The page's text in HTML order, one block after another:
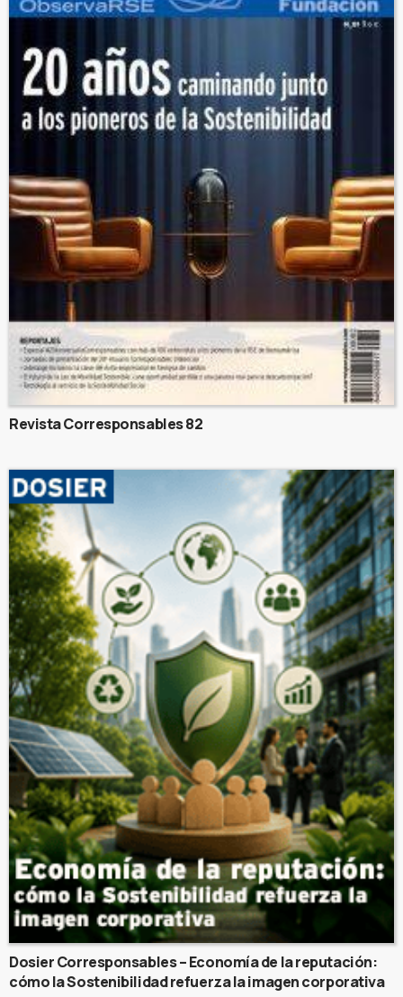
Revista Corresponsables 82
Dosier Corresponsables – Economía de la reputación:
cómo la Sostenibilidad refuerza la imagen corporativa